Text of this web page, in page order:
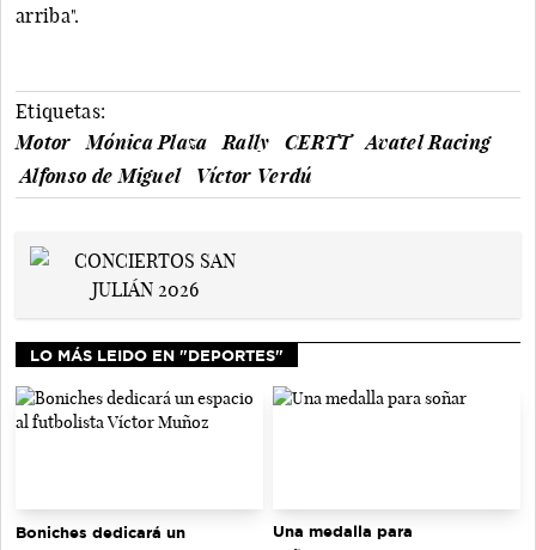
arriba".
Etiquetas:
Motor
Mónica Plaza Rally CERTT
Avatel Racing
Alfonso de Miguel
Víctor Verdú
LO MÁS LEIDO EN "DEPORTES"
Boniches dedicará un
Una medalla para